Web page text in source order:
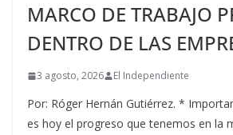
MARCO DE TRABAJO
DENTRO DE LAS
3 agosto, 2026 El Independiente
Por: Róger Hernán Gutiérrez. *
es hoy el progreso que tenemos en la